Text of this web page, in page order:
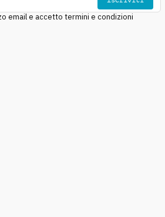
email e accetto termini e condizioni